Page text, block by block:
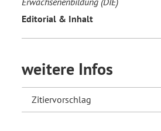
Editorial & Inhalt
weitere Infos
Zitiervorschlag